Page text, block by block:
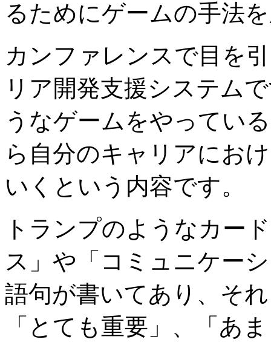
るためにゲームの手法
カンファレンスで目を
リア開発支援システム
うなゲームをやってい
ら自分のキャリアにお
いくという内容です。
トランプのようなカー
ス」や「コミュニケー
語句が書いてあり、そ
「とても重要」、「あ